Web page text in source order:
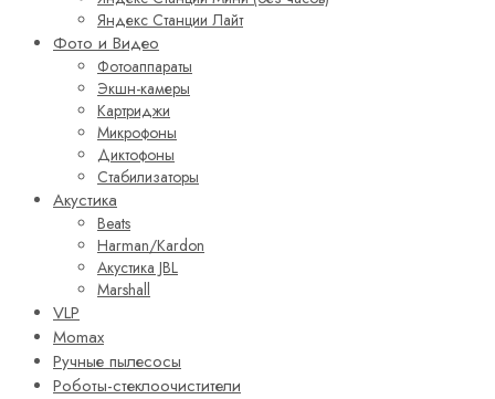
Яндекс Станции Лайт
Фото и Видео
Фотоаппараты
Экшн-камеры
Картриджи
Микрофоны
Диктофоны
Стабилизаторы
Акустика
Beats
Harman/Kardon
Акустика JBL
Marshall
VLP
Momax
Ручные пылесосы
Роботы-стеклоочистители